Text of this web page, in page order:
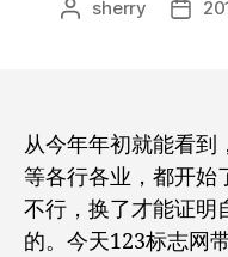
文 sherry
发
从今年年初就能看到
等各行各业，都开始
不行，换了才能证明
的。今天123标志网